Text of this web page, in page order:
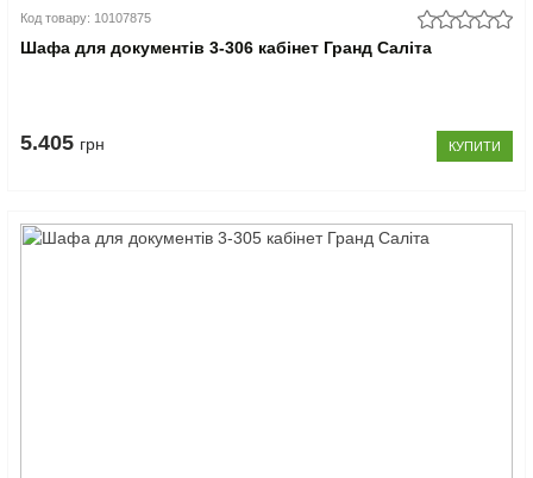
Код товару: 10107875
Шафа для документів 3-306 кабінет Гранд Саліта
5.405 грн КУПИТИ